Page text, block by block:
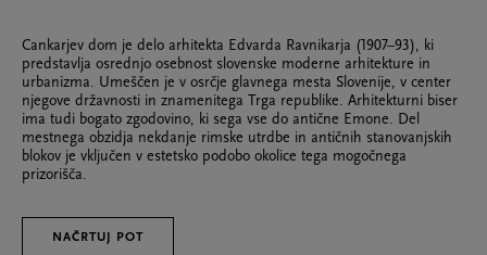
Cankarjev dom je delo arhitekta Edvarda Ravnikarja (1907–93), ki
predstavlja osrednjo osebnost slovenske moderne arhitekture in
urbanizma. Umeščen je v osrčje glavnega mesta Slovenije, v center
njegove državnosti in znamenitega Trga republike. Arhitekturni biser
ima tudi bogato zgodovino, ki sega vse do antične Emone. Del
mestnega obzidja nekdanje rimske utrdbe in antičnih stanovanjskih
blokov je vključen v estetsko podobo okolice tega mogočnega
prizorišča.
NAČRTUJ POT